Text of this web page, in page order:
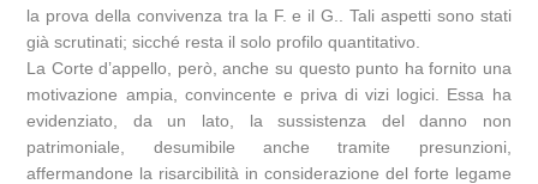
la prova della convivenza tra la F. e il G.. Tali aspetti sono stati
già scrutinati; sicché resta il solo profilo quantitativo.
La Corte d’appello, però, anche su questo punto ha fornito una
motivazione ampia, convincente e priva di vizi logici. Essa ha
evidenziato, da un lato, la sussistenza del danno non
patrimoniale, desumibile anche tramite presunzioni,
affermandone la risarcibilità in considerazione del forte legame